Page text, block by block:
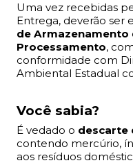
Uma vez recebidas
Entrega, deverão ser
de Armazenamento
Processamento,
conformidade com
Ambiental Estadual
Você sabia?
É vedado o descarte
contendo mercúrio,
aos resíduos